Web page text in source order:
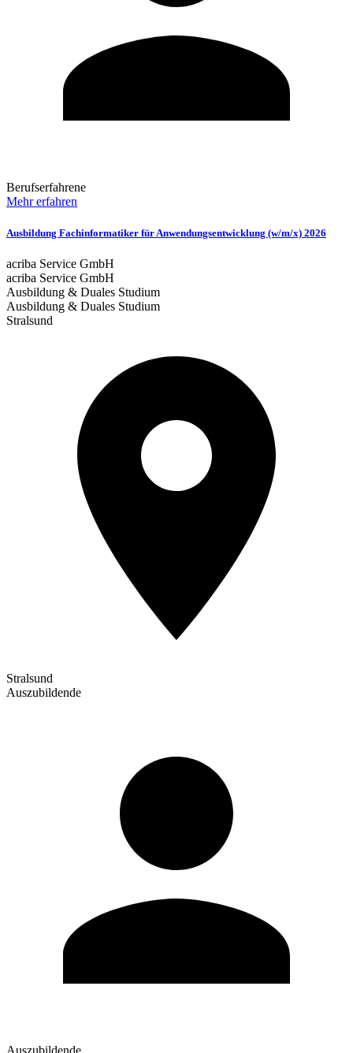
Berufserfahrene
Mehr erfahren
Ausbildung Fachinformatiker für Anwendungsentwicklung (w/m/x) 2026
acriba Service GmbH
acriba Service GmbH
Ausbildung & Duales Studium
Ausbildung & Duales Studium
Stralsund
Stralsund
Auszubildende
Auszubildende